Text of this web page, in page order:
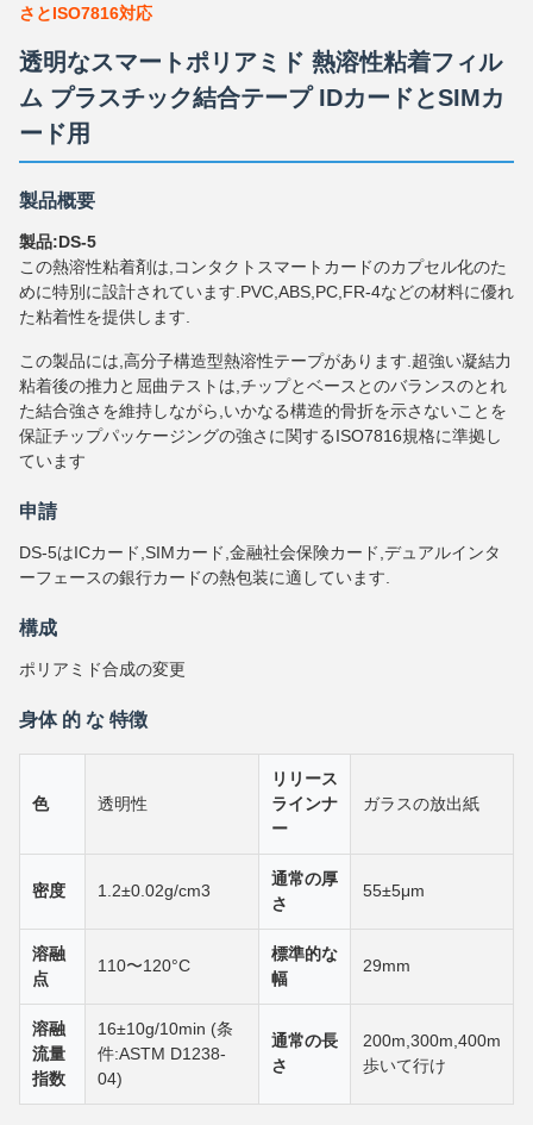
さとISO7816対応
透明なスマートポリアミド 熱溶性粘着フィル
ム プラスチック結合テープ IDカードとSIMカ
ード用
製品概要
製品:DS-5
この熱溶性粘着剤は,コンタクトスマートカードのカプセル化のた
めに特別に設計されています.PVC,ABS,PC,FR-4などの材料に優れ
た粘着性を提供します.
この製品には,高分子構造型熱溶性テープがあります.超強い凝結力
粘着後の推力と屈曲テストは,チップとベースとのバランスのとれ
た結合強さを維持しながら,いかなる構造的骨折を示さないことを
保証チップパッケージングの強さに関するISO7816規格に準拠し
ています
申請
DS-5はICカード,SIMカード,金融社会保険カード,デュアルインタ
ーフェースの銀行カードの熱包装に適しています.
構成
ポリアミド合成の変更
身体 的 な 特徴
色 透明性
リリース
ラインナ
ー
ガラスの放出紙
密度 1.2±0.02g/cm3
通常の厚
さ
55±5μm
溶融
点
110〜120°C
標準的な
幅
29mm
溶融
流量
指数
16±10g/10min (条
件:ASTM D1238-
04)
通常の長
さ
200m,300m,400m
歩いて行け